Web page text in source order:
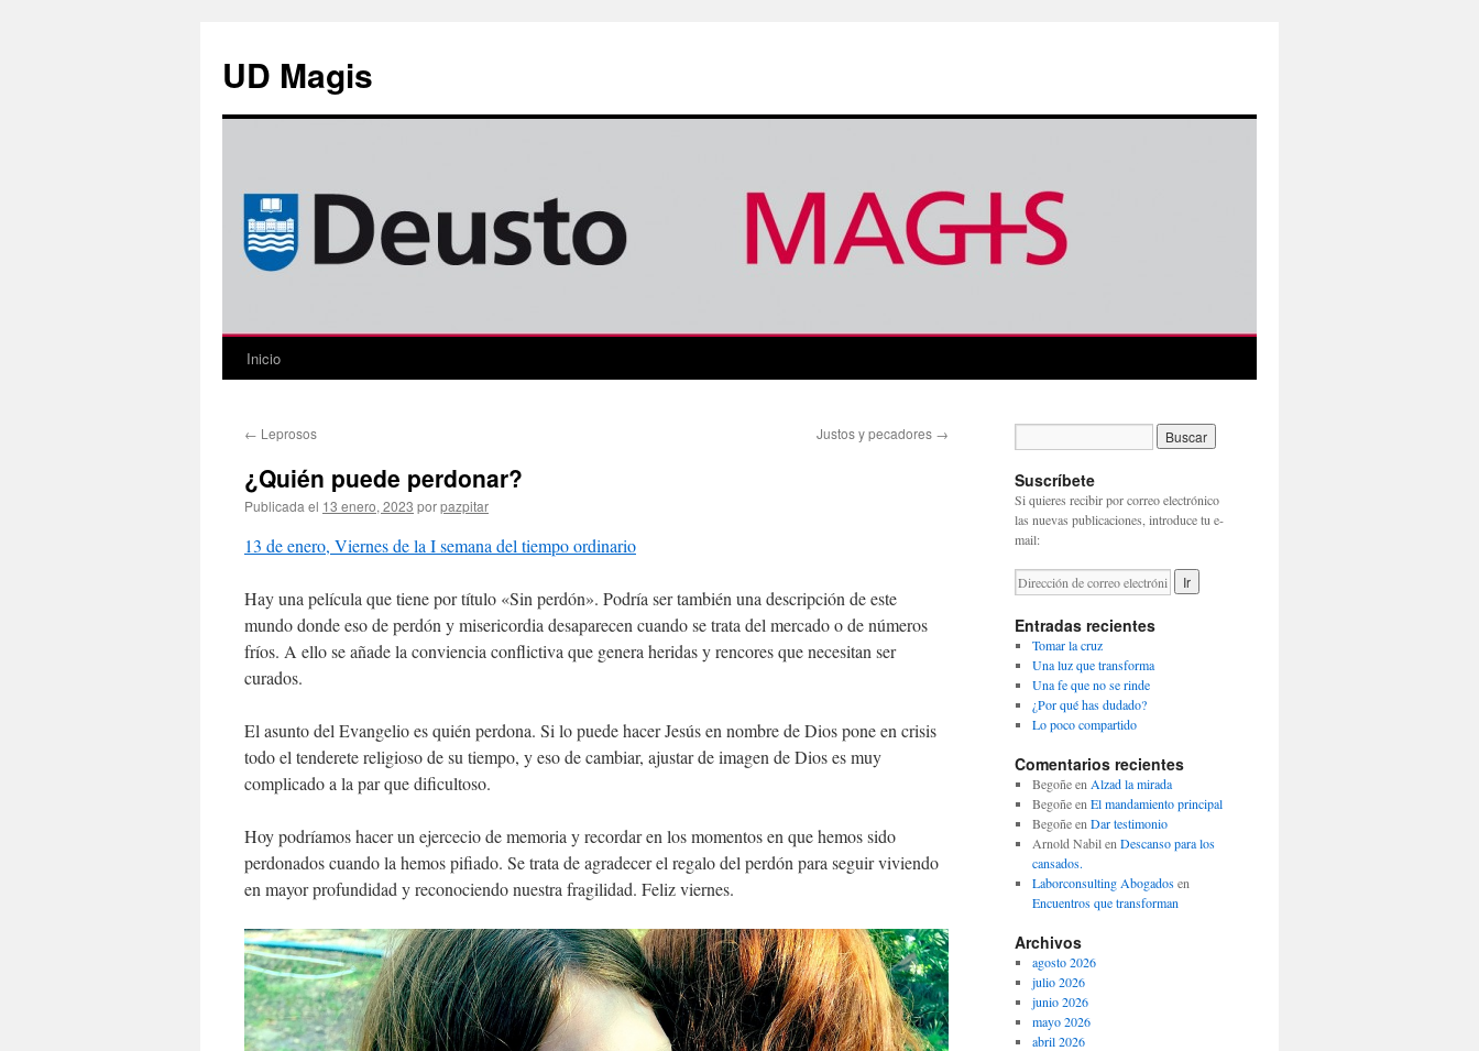
contenido
UD Magis
Inicio
← Leprosos Justos y pecadores →
¿Quién puede perdonar?
Publicada el 13 enero, 2023 porpazpitar
13 de enero, Viernes de la I semana del tiempo ordinario
Hay una película que tiene por título «Sin perdón». Podría ser también una descripción de este
mundo donde eso de perdón y misericordia desaparecen cuando se trata del mercado o de números
fríos. A ello se añade la conviencia conflictiva que genera heridas y rencores que necesitan ser
curados.
El asunto del Evangelio es quién perdona. Si lo puede hacer Jesús en nombre de Dios pone en crisis
todo el tenderete religioso de su tiempo, y eso de cambiar, ajustar de imagen de Dios es muy
complicado a la par que dificultoso.
Hoy podríamos hacer un ejercecio de memoria y recordar en los momentos en que hemos sido
perdonados cuando la hemos pifiado. Se trata de agradecer el regalo del perdón para seguir viviendo
en mayor profundidad y reconociendo nuestra fragilidad. Feliz viernes.
Suscríbete
Si quieres recibir por correo electrónico
las nuevas publicaciones, introduce tu e-
mail:
Entradas recientes
Tomar la cruz
Una luz que transforma
Una fe que no se rinde
¿Por qué has dudado?
Lo poco compartido
Comentarios recientes
Begoñeen Alzad la mirada
Begoñeen El mandamiento principal
Begoñeen Dar testimonio
Arnold Nabilen Descanso para los
cansados.
Laborconsulting Abogadosen
Encuentros que transforman
Archivos
agosto 2026
julio 2026
junio 2026
mayo 2026
abril 2026